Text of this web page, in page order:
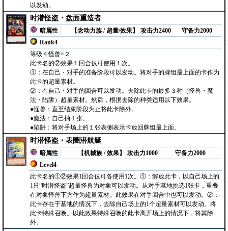
以发动。
时潜怪盗・盘面重造者
暗属性
【念动力族 / 超量/效果】
Rank4
攻击力2400 守备力2000
等级４怪兽×２
此卡名的②效果１回合仅可使用１次。
①：在自己・对手的准备阶段可以发动。将对手的牌组最上面的卡作为
此卡的超量素材。
②：在自己・对手的回合可以发动。去除此卡的最多３种（怪兽・魔
法・陷阱）超量素材。然后，根据去除的种类适用以下效果。
●怪兽：直至结束阶段为止将此卡除外。
●魔法：自己抽１张。
●陷阱：将对手场上的１张表侧表示卡放回牌组最上面。
时潜怪盗・表圈潜航艇
暗属性
【机械族 / 效果】
Level4
攻击力1000 守备力2000
此卡名的①②效果1回合仅可各使用1次。①：解放此卡，以自己场上的
1只“时潜怪盗”超量怪兽为对象可以发动。从对手墓地挑选1张卡，重叠
在对象怪兽下方作为超量素材。此效果在对手回合中也可以发动。②：
此卡存在于墓地的情况下，去除自己场上的1个超量素材可以发动。将
此卡特殊召唤。以此效果特殊召唤的此卡离开场上的情况下，将其除
外。